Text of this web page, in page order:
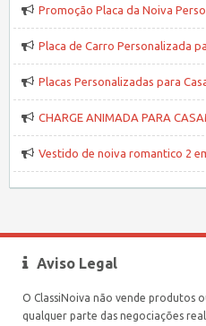
Promoção Placa da Noiva
Placa de Carro Personalizada
Placas Personalizadas para
CHARGE ANIMADA PARA
Vestido de noiva romantico 2
Aviso Legal
O ClassiNoiva não vende produtos
qualquer parte das negociações